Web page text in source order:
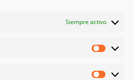
Siempre activo